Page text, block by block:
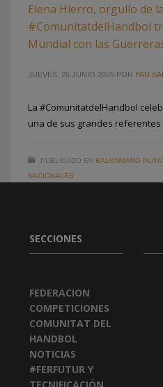
Elena Hierro, orgullo de la
#ComunitatdelHandbol
Mundial con las
JUEVES, 26 JUNIO 2025 POR PAU
La #ComunitatdelHandbol
una de sus grandes referentes
PUBLICADO EN BALONMANO
NACIONALES
1 2
SECCIONES
FEDERACION
COMPETICIONES
COMUNITAT DEL
HANDBOL
NOTICIAS
#FERFUTUR Y